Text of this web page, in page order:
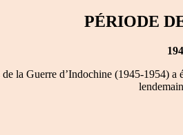
PÉRIODE
la Guerre d’Indochine (1945-1954)